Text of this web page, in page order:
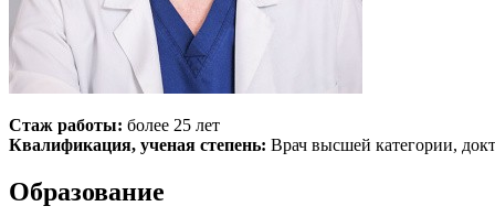
Стаж работы: более 25 лет
Квалификация, ученая степень: Врач высшей категории,
Образование